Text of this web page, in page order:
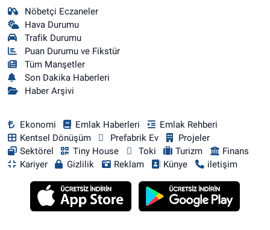
Nöbetçi Eczaneler
Hava Durumu
Trafik Durumu
Puan Durumu ve Fikstür
Tüm Manşetler
Son Dakika Haberleri
Haber Arşivi
Ekonomi Emlak Haberleri
Emlak Rehberi
Kentsel Dönüşüm
Prefabrik Ev
Projeler
Sektörel
Tiny House Toki Turizm
Finans
Kariyer
Gizlilik Reklam Künye iletişim